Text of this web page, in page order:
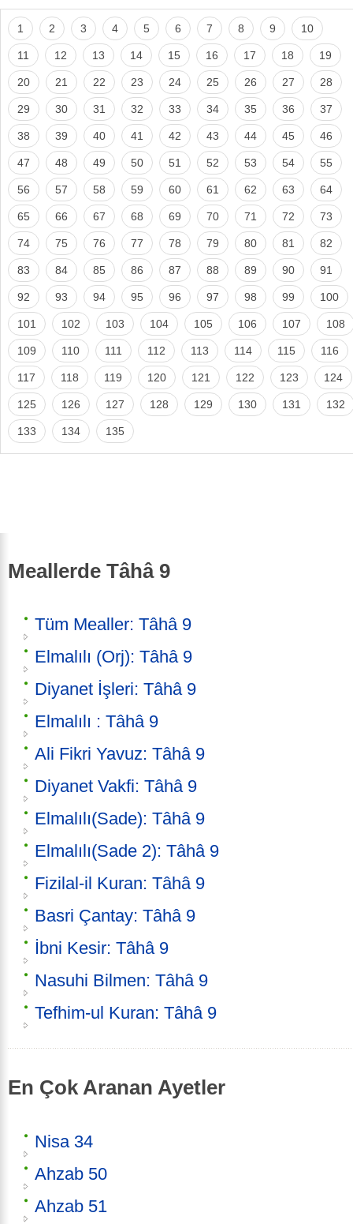
1 2 3 4 5 6 7 8 9 10
11 12 13 14 15 16 17 18 19
20 21 22 23 24 25 26 27 28
29 30 31 32 33 34 35 36 37
38 39 40 41 42 43 44 45 46
47 48 49 50 51 52 53 54 55
56 57 58 59 60 61 62 63 64
65 66 67 68 69 70 71 72 73
74 75 76 77 78 79 80 81 82
83 84 85 86 87 88 89 90 91
92 93 94 95 96 97 98 99 100
101 102 103 104 105 106 107 108
109 110 111 112 113 114 115 116
117 118 119 120 121 122 123 124
125 126 127 128 129 130 131 132
133 134 135
Meallerde Tâhâ 9
Tüm Mealler: Tâhâ 9
Elmalılı (Orj): Tâhâ 9
Diyanet İşleri: Tâhâ 9
Elmalılı : Tâhâ 9
Ali Fikri Yavuz: Tâhâ 9
Diyanet Vakfi: Tâhâ 9
Elmalılı(Sade): Tâhâ 9
Elmalılı(Sade 2): Tâhâ 9
Fizilal-il Kuran: Tâhâ 9
Basri Çantay: Tâhâ 9
İbni Kesir: Tâhâ 9
Nasuhi Bilmen: Tâhâ 9
Tefhim-ul Kuran: Tâhâ 9
En Çok Aranan Ayetler
Nisa 34
Ahzab 50
Ahzab 51